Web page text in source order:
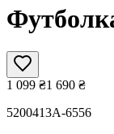
1 099 ₴1 690 ₴
5200413A-6556